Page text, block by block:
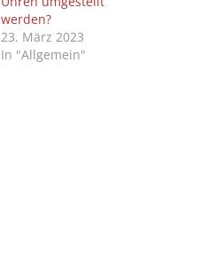
werden?
23. März 2023
In "Allgemein"